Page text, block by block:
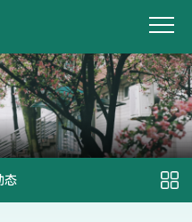
态